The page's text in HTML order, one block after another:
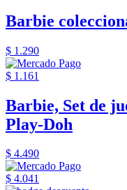
Barbie
$ 1.290
$ 1.161
Barbie, Set de
Play-Doh
$ 4.490
$ 4.041